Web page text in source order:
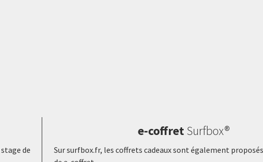
de
e-coffretSurfbox®
Sur surfbox.fr, les coffrets cadeaux sont également